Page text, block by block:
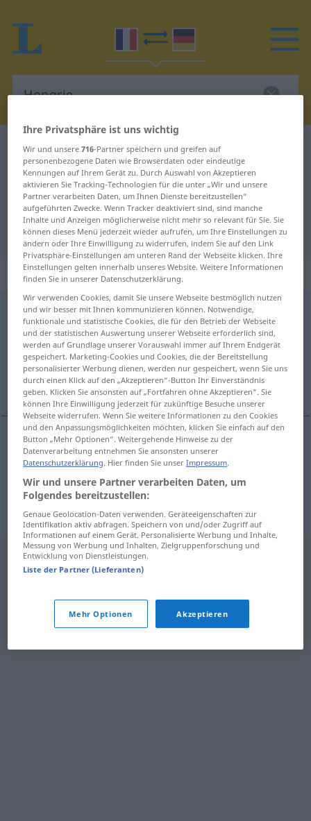
Französisch-Deutsch Wörterbuch Hongrie
Französisch-Deutsch Übersetzung
für "Hongrie"
"Hongrie" Deutsch Übersetzung
„Hongrie“: féminin
Hongrie [õgʀi]f
Übersicht aller Übersetzungen
(Für mehr Details die Übersetzung anklicken/antippen)
Ungarn
Beispiele
la Hongrie
Ungarnn
Ihre Privatsphäre ist uns wichtig
Wir und unsere716-Partner speichern und greifen auf
personenbezogene Daten wie Browserdaten oder eindeutige
Kennungen auf Ihrem Gerät zu. Durch Auswahl von Akzeptieren
aktivieren Sie Tracking-Technologien für die unter „Wir und unsere
Partner verarbeiten Daten, um Ihnen Dienste bereitzustellen“
aufgeführten Zwecke. Wenn Tracker deaktiviert sind, sind manche
Inhalte und Anzeigen möglicherweise nicht mehr so relevant für Sie. Sie
können dieses Menü jederzeit wieder aufrufen, um Ihre Einstellungen zu
ändern oder Ihre Einwilligung zu widerrufen, indem Sie auf den Link
Privatsphäre-Einstellungen am unteren Rand der Webseite klicken. Ihre
Einstellungen gelten innerhalb unseres Website. Weitere Informationen
finden Sie in unserer Datenschutzerklärung.
Wir verwenden Cookies, damit Sie unsere Webseite bestmöglich nutzen
und wir besser mit Ihnen kommunizieren können. Notwendige,
funktionale und statistische Cookies, die für den Betrieb der Webseite
und der statistischen Auswertung unserer Webseite erforderlich sind,
werden auf Grundlage unserer Vorauswahl immer auf Ihrem Endgerät
gespeichert. Marketing-Cookies und Cookies, die der Bereitstellung
personalisierter Werbung dienen, werden nur gespeichert, wenn Sie uns
durch einen Klick auf den „Akzeptieren“-Button Ihr Einverständnis
geben. Klicken Sie ansonsten auf „Fortfahren ohne Akzeptieren“. Sie
können Ihre Einwilligung jederzeit für zukünftige Besuche unserer
Webseite widerrufen. Wenn Sie weitere Informationen zu den Cookies
und den Anpassungsmöglichkeiten möchten, klicken Sie einfach auf den
Button „Mehr Optionen“. Weitergehende Hinweise zu der
Datenverarbeitung entnehmen Sie ansonsten unserer
Datenschutzerklärung. Hier finden Sie unserImpressum.
Wir und unsere Partner verarbeiten Daten, um
Folgendes bereitzustellen:
Genaue Geolocation-Daten verwenden. Geräteeigenschaften zur
Identifikation aktiv abfragen. Speichern von und/oder Zugriff auf
Informationen auf einem Gerät. Personalisierte Werbung und Inhalte,
Messung von Werbung und Inhalten, Zielgruppenforschung und
Entwicklung von Dienstleistungen.
Liste der Partner (Lieferanten)
Mehr Optionen Akzeptieren